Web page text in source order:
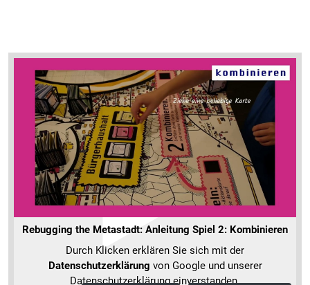
Rebugging the Metastadt: Anleitung Spiel 2: Kombinieren
Durch Klicken erklären Sie sich mit der
Datenschutzerklärung von Google und unserer
Datenschutzerklärung einverstanden.